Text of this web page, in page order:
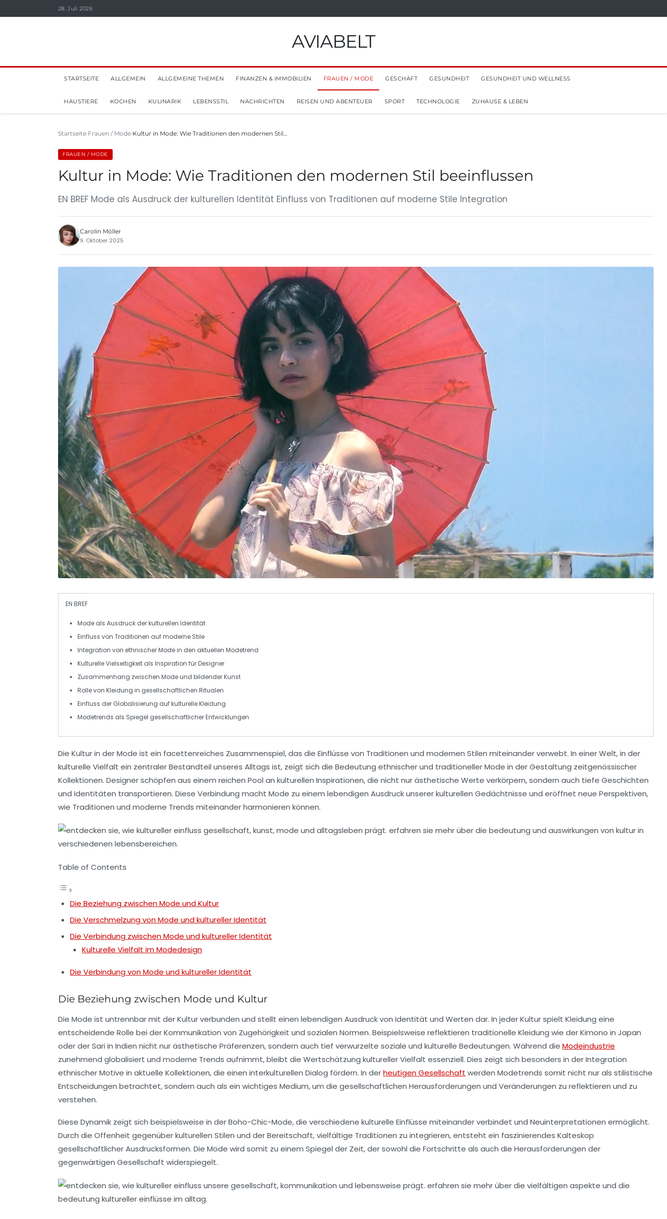
28. Juli 2026
AVIABELT
STARTSEITE ALLGEMEIN ALLGEMEINE THEMEN FINANZEN & IMMOBILIEN FRAUEN / MODE GESCHÄFT GESUNDHEIT GESUNDHEIT UND WELLNESS
HAUSTIERE KOCHEN KULINARIK LEBENSSTIL NACHRICHTEN REISEN UND ABENTEUER SPORT TECHNOLOGIE ZUHAUSE & LEBEN
Startseite Frauen / Mode Kultur in Mode: Wie Traditionen den modernen Stil…
FRAUEN / MODE
Kultur in Mode: Wie Traditionen den modernen Stil beeinflussen
EN BREF Mode als Ausdruck der kulturellen Identität Einfluss von Traditionen auf moderne Stile Integration
Carolin Möller
9. Oktober 2025
EN BREF
Mode als Ausdruck derkulturellen Identität
Einfluss von Traditionen aufmoderne Stile
Integration von ethnischer Modein den aktuellen Modetrend
KulturelleVielseitigkeit als Inspiration für Designer
Zusammenhang zwischen Modeund bildender Kunst
Rolle von Kleidung in gesellschaftlichen Ritualen
Einfluss der Globalisierung auf kulturelleKleidung
Modetrends als Spiegel gesellschaftlicherEntwicklungen
Die Kulturin derMode ist ein facettenreiches Zusammenspiel, das die Einflüsse von Traditionen und modernen Stilen miteinander verwebt. In einer Welt, in der
kulturelle Vielfalt ein zentraler Bestandteil unseres Alltags ist, zeigt sich die Bedeutung ethnischer und traditioneller Mode in der Gestaltung zeitgenössischer
Kollektionen. Designer schöpfen aus einem reichen Pool an kulturellen Inspirationen, die nicht nur ästhetische Werte verkörpern, sondern auch tiefe Geschichten
und Identitäten transportieren. Diese Verbindung macht Mode zu einem lebendigen Ausdruck unserer kulturellen Gedächtnisse und eröffnet neue Perspektiven,
wie Traditionen und moderne Trends miteinander harmonieren können.
Table of Contents
Die Beziehung zwischen Mode und Kultur
Die Verschmelzung von Mode und kultureller Identität
Die Verbindung zwischen Mode und kultureller Identität
Kulturelle Vielfalt im Modedesign
Die Verbindung von Mode und kultureller Identität
Die Beziehung zwischen Mode und Kultur
Die Mode ist untrennbar mit derKulturverbunden und stellt einen lebendigen Ausdruck von Identität und Werten dar. In jeder Kultur spielt Kleidung eine
entscheidende Rolle bei der Kommunikation von Zugehörigkeit und sozialen Normen. Beispielsweise reflektieren traditionelle Kleidung wie derKimono in Japan
oder derSari in Indien nicht nur ästhetische Präferenzen, sondern auch tief verwurzelte soziale und kulturelle Bedeutungen. Während die Modeindustrie
zunehmend globalisiert und moderne Trends aufnimmt, bleibt die Wertschätzung kultureller Vielfalt essenziell. Dies zeigt sich besonders in derIntegration
ethnischer Motive in aktuelle Kollektionen, die einen interkulturellen Dialog fördern. In derheutigen Gesellschaft werden Modetrends somit nicht nur als stilistische
Entscheidungen betrachtet, sondern auch als ein wichtiges Medium, um die gesellschaftlichen Herausforderungen und Veränderungen zu reflektieren und zu
verstehen.
Diese Dynamik zeigt sich beispielsweise in derBoho-Chic-Mode, die verschiedene kulturelle Einflüsse miteinander verbindet und Neuinterpretationen ermöglicht.
Durch die Offenheit gegenüber kulturellen Stilen und der Bereitschaft, vielfältige Traditionen zu integrieren, entsteht ein faszinierendes Kalteskop
gesellschaftlicher Ausdrucksformen. Die Mode wird somit zu einem Spiegel der Zeit, der sowohl die Fortschritte als auch die Herausforderungen der
gegenwärtigen Gesellschaft widerspiegelt.